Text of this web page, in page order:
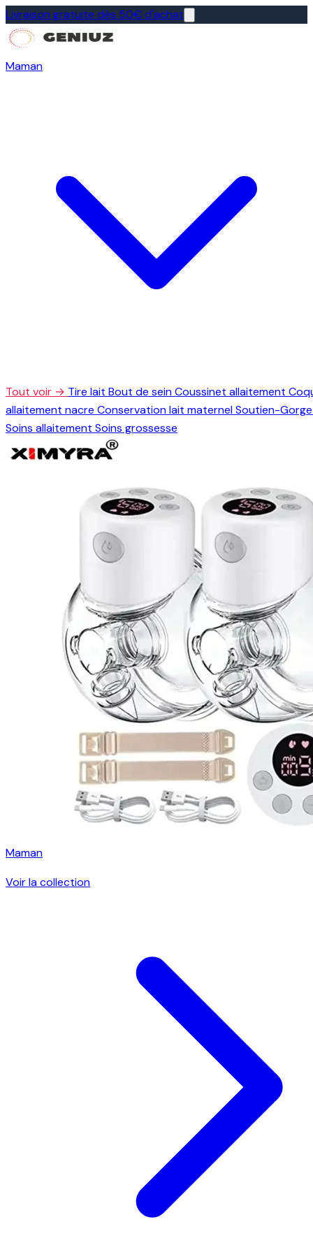
Livraison gratuite dès 50€ d'achat
Maman
Tout voir → Tire lait Bout de seinCoussinet allaitement
allaitement nacre Conservation lait maternelSoutien-
Soins allaitement Soins grossesse
Maman
Voir la collection